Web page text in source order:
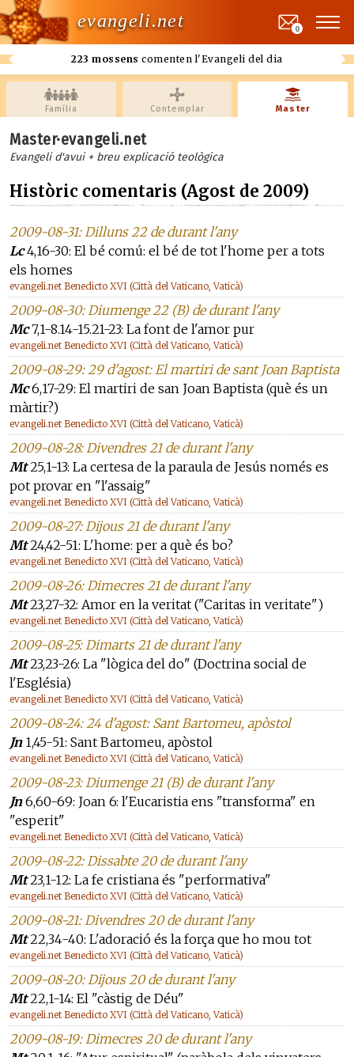
evangeli.net
223 mossens comenten l'Evangeli del dia
0
Família Contemplar Master
Master·evangeli.net
Evangeli d'avui + breu explicació teològica
Històric comentaris (Agost de 2009)
2009-08-31: Dilluns 22 de durant l'any
Lc4,16-30: El bé comú: el bé de tot l'home per a tots
els homes
evangeli.net Benedicto XVI (Città del Vaticano, Vaticà)
2009-08-30: Diumenge 22 (B) de durant l'any
Mc7,1-8.14-15.21-23: La font de l'amor pur
evangeli.net Benedicto XVI (Città del Vaticano, Vaticà)
2009-08-29: 29 d'agost: El martiri de sant Joan Baptista
Mc6,17-29: El martiri de san Joan Baptista (què és un
màrtir?)
evangeli.net Benedicto XVI (Città del Vaticano, Vaticà)
2009-08-28: Divendres 21 de durant l'any
Mt25,1-13: La certesa de la paraula de Jesús només es
pot provar en "l'assaig"
evangeli.net Benedicto XVI (Città del Vaticano, Vaticà)
2009-08-27: Dijous 21 de durant l'any
Mt24,42-51: L'home: per a què és bo?
evangeli.net Benedicto XVI (Città del Vaticano, Vaticà)
2009-08-26: Dimecres 21 de durant l'any
Mt23,27-32: Amor en la veritat ("Caritas in veritate")
evangeli.net Benedicto XVI (Città del Vaticano, Vaticà)
2009-08-25: Dimarts 21 de durant l'any
Mt23,23-26: La "lògica del do" (Doctrina social de
l'Església)
evangeli.net Benedicto XVI (Città del Vaticano, Vaticà)
2009-08-24: 24 d'agost: Sant Bartomeu, apòstol
Jn1,45-51: Sant Bartomeu, apòstol
evangeli.net Benedicto XVI (Città del Vaticano, Vaticà)
2009-08-23: Diumenge 21 (B) de durant l'any
Jn6,60-69: Joan 6: l'Eucaristia ens "transforma" en
"esperit"
evangeli.net Benedicto XVI (Città del Vaticano, Vaticà)
2009-08-22: Dissabte 20 de durant l'any
Mt23,1-12: La fe cristiana és "performativa"
evangeli.net Benedicto XVI (Città del Vaticano, Vaticà)
2009-08-21: Divendres 20 de durant l'any
Mt22,34-40: L'adoració és la força que ho mou tot
evangeli.net Benedicto XVI (Città del Vaticano, Vaticà)
2009-08-20: Dijous 20 de durant l'any
Mt22,1-14: El "càstig de Déu"
evangeli.net Benedicto XVI (Città del Vaticano, Vaticà)
2009-08-19: Dimecres 20 de durant l'any